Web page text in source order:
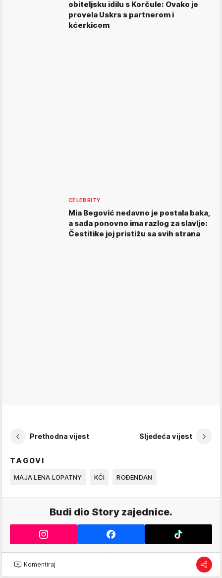
obiteljsku idilu s Korčule: Ovako je
provela Uskrs s partnerom i
kćerkicom
CELEBRITY
Mia Begović nedavno je postala baka,
a sada ponovno ima razlog za slavlje:
Čestitike joj pristižu sa svih strana
Prethodna vijest Sljedeća vijest
TAGOVI
MAJA LENA LOPATNY KĆI ROĐENDAN
Budi dio Story zajednice.
Komentiraj